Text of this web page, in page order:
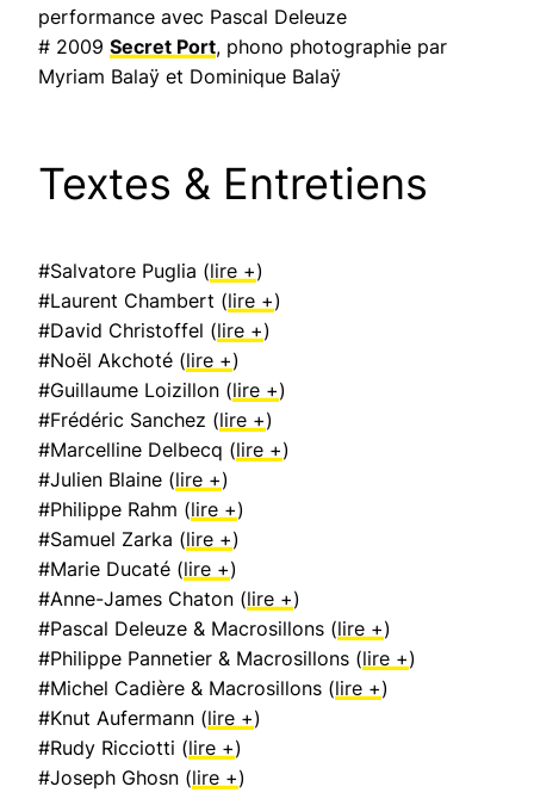
performance avec Pascal Deleuze
# 2009 Secret Port, phono photographie par
Myriam Balaÿ et Dominique Balaÿ
Textes & Entretiens
#Salvatore Puglia (lire +)
#Laurent Chambert (lire +)
#David Christoffel (lire +)
#Noël Akchoté (lire +)
#Guillaume Loizillon (lire +)
#Frédéric Sanchez (lire +)
#Marcelline Delbecq (lire +)
#Julien Blaine (lire +)
#Philippe Rahm (lire +)
#Samuel Zarka (lire +)
#Marie Ducaté (lire +)
#Anne-James Chaton (lire +)
#Pascal Deleuze & Macrosillons (lire +)
#Philippe Pannetier & Macrosillons (lire +)
#Michel Cadière & Macrosillons (lire +)
#Knut Aufermann (lire +)
#Rudy Ricciotti (lire +)
#Joseph Ghosn (lire +)